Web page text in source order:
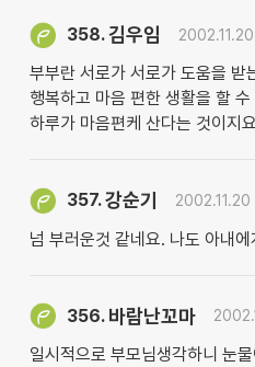
358.김우임
부부란 서로가 서로가 도움을 받
행복하고 마음 편한 생활을 할
하루가 마음편케 산다는 것이지
357.강순기 2002.11.20
넘 부러운것 같네요. 나도 아내
356. 바람난꼬마
일시적으로 부모님생각하니 눈